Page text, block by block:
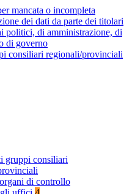
mancata o incompleta
dei dati da parte dei titolari
politici, di amministrazione, di
di governo
consiliari regionali/provinciali
gruppi consiliari
di controllo